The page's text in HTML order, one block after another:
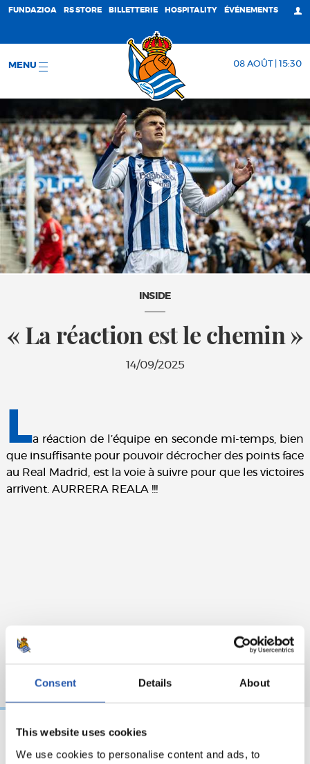
Consent Details About
This website uses cookies
We use cookies to personalise content and ads, to
FUNDAZIOA RS STORE BILLETTERIE HOSPITALITY ÉVÉNEMENTS
MENU 08 AOÛT | 15:30
INSIDE
« La réaction est le chemin »
14/09/2025
La réaction de l’équipe en seconde mi-temps, bien
que insuffisante pour pouvoir décrocher des points face
au Real Madrid, est la voie à suivre pour que les victoires
arrivent. AURRERA REALA !!!
31/07/2026 24/07/2026